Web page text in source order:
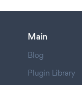
Main
Blog
Plugin Library